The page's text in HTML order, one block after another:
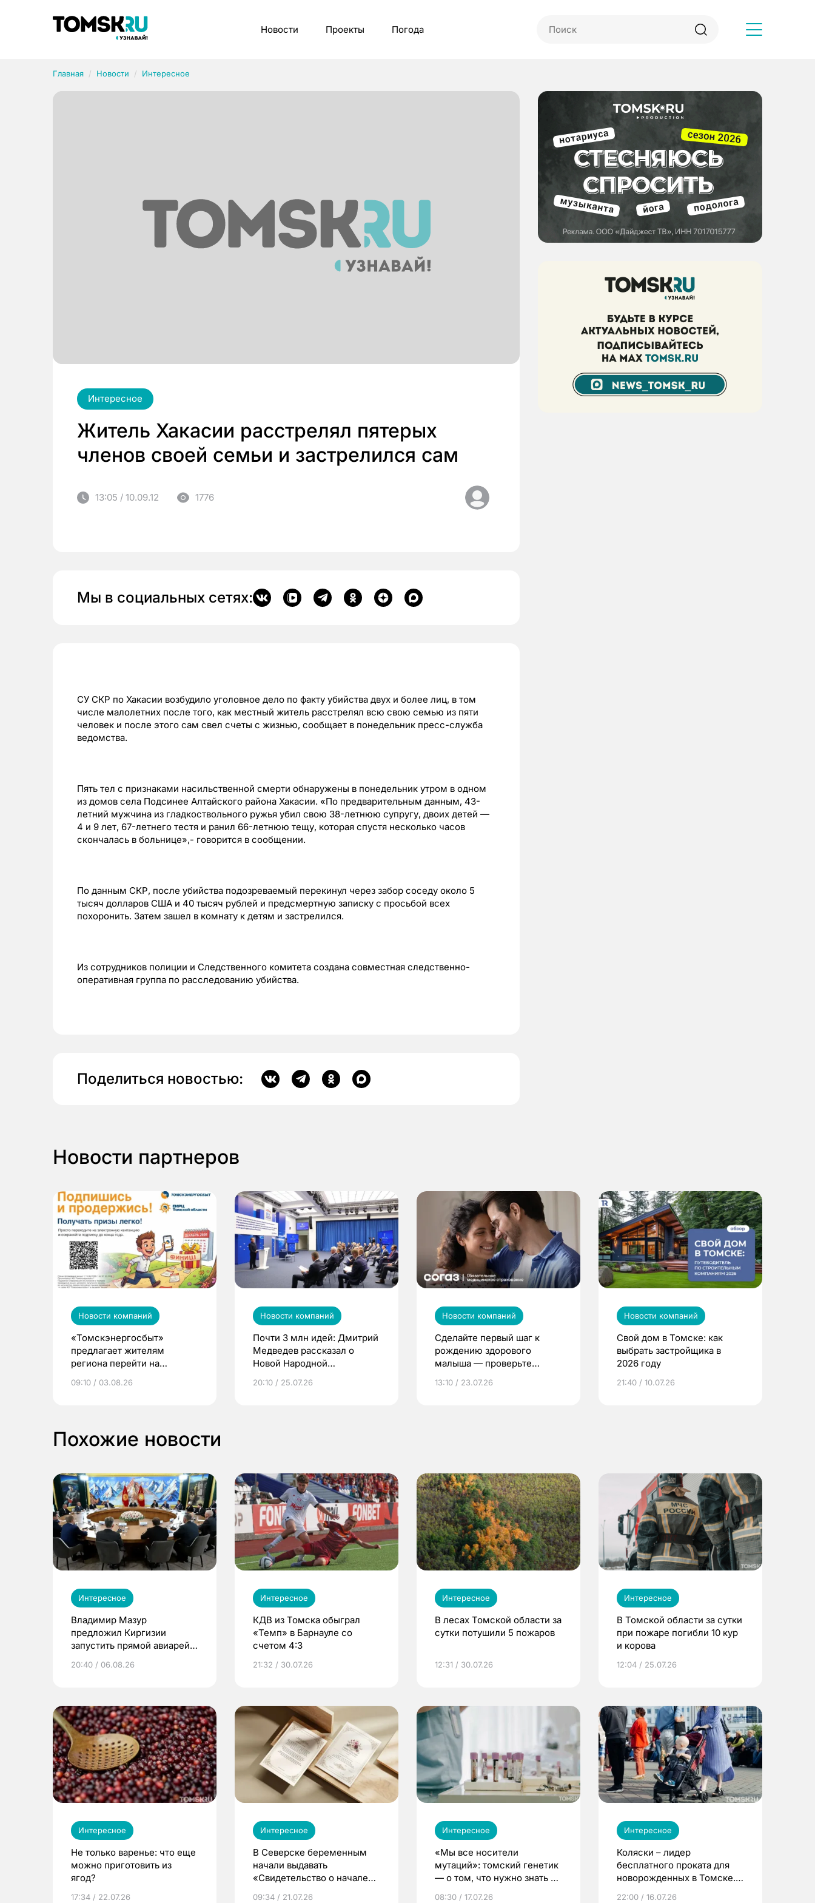
Новости Проекты Погода
Главная Новости Интересное
Интересное
Житель Хакасии расстрелял пятерых
членов своей семьи и застрелился сам
13:05 / 10.09.12 1776
Мы в социальных сетях:
СУ СКР по Хакасии возбудило уголовное дело по факту убийства двух и более лиц, в том
числе малолетних после того, как местный житель расстрелял всю свою семью из пяти
человек и после этого сам свел счеты с жизнью, сообщает в понедельник пресс-служба
ведомства.
Пять тел с признаками насильственной смерти обнаружены в понедельник утром в одном
из домов села Подсинее Алтайского района Хакасии. «По предварительным данным, 43-
летний мужчина из гладкоствольного ружья убил свою 38-летнюю супругу, двоих детей —
4 и 9 лет, 67-летнего тестя и ранил 66-летнюю тещу, которая спустя несколько часов
скончалась в больнице»,- говорится в сообщении.
По данным СКР, после убийства подозреваемый перекинул через забор соседу около 5
тысяч долларов США и 40 тысяч рублей и предсмертную записку с просьбой всех
похоронить. Затем зашел в комнату к детям и застрелился.
Из сотрудников полиции и Следственного комитета создана совместная следственно-
оперативная группа по расследованию убийства.
Поделиться новостью:
Новости партнеров
Новости компаний
«Томскэнергосбыт»
предлагает жителям
региона перейти на
выиграть призы
09:10 / 03.08.26
Новости компаний
Почти 3 млн идей: Дмитрий
Медведев рассказал о
Новой Народной
20:10 / 25.07.26
Новости компаний
Сделайте первый шаг к
рождению здорового
малыша — проверьте
по ОМС!
13:10 / 23.07.26
Новости компаний
Свой дом в Томске: как
выбрать застройщика в
2026 году
21:40 / 10.07.26
Похожие новости
Интересное
Владимир Мазур
предложил Киргизии
запустить прямой авиарейс
20:40 / 06.08.26
Интересное
КДВ из Томска обыграл
«Темп» в Барнауле со
счетом 4:3
21:32 / 30.07.26
Интересное
В лесах Томской области за
сутки потушили 5 пожаров
12:31 / 30.07.26
Интересное
В Томской области за сутки
при пожаре погибли 10 кур
и корова
12:04 / 25.07.26
Интересное
Не только варенье: что еще
можно приготовить из
ягод?
17:34 / 22.07.26
Интересное
В Северске беременным
начали выдавать
«Свидетельство о начале
09:34 / 21.07.26
Интересное
«Мы все носители
мутаций»: томский генетик
— о том, что нужно знать до
08:30 / 17.07.26
Интересное
Коляски – лидер
бесплатного проката для
новорожденных в Томске.
22:00 / 16.07.26
Рубрики